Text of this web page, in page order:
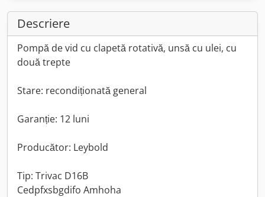
Descriere
Pompă de vid cu clapetă rotativă, unsă cu ulei, cu
două trepte
Stare: recondiționată general
Garanție: 12 luni
Producător: Leybold
Tip: Trivac D16B
Cedpfxsbgdifo Amhoha